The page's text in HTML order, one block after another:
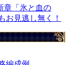
章「氷と血の
お見逃し無く！